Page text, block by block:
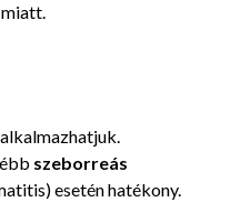
szeborreás
esetén hatékony.